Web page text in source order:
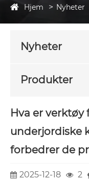
Hjem Nyheter
Nyheter
Produkter
Hva er verktøy
underjordiske
forbedrer de
2025-12-18 2